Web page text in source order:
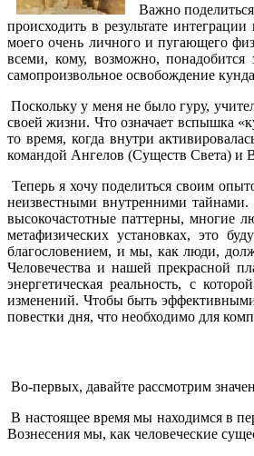
Важно
происходить в результате
моего очень личного и пугающего
всеми, кому, возможно,
самопроизвольное освобождение
Поскольку у меня не было гуру,
своей жизни. Что означает вспышка
то время, когда внутри
командой Ангелов (Существ Света) и
Теперь я хочу поделиться своим
неизвестными внутренними
высокочастотные паттерны, многие
метафизических установках, это
благословением, и мы, как люди,
Человечества и нашей прекрасной
энергетическая реальность, с
изменений. Чтобы быть
повестки дня, что необходимо для
Во-первых, давайте рассмотрим
В настоящее время мы находимся в
Вознесения мы, как человеческие